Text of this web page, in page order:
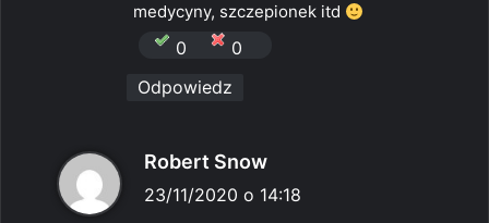
medycyny, szczepionek itd
0
0
Odpowiedz
Robert Snow
i
23/11/2020 o 14:18